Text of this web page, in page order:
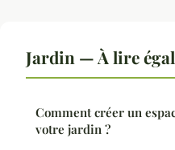
Jardin — À lire
Comment créer un
votre jardin ?